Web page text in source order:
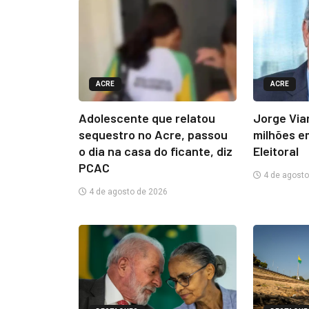
ACRE
Adolescente que relatou
sequestro no Acre, passou
o dia na casa do ficante, diz
PCAC
4 de agosto de 2026
ACRE
Jorge
milhões
Eleitoral
4 de